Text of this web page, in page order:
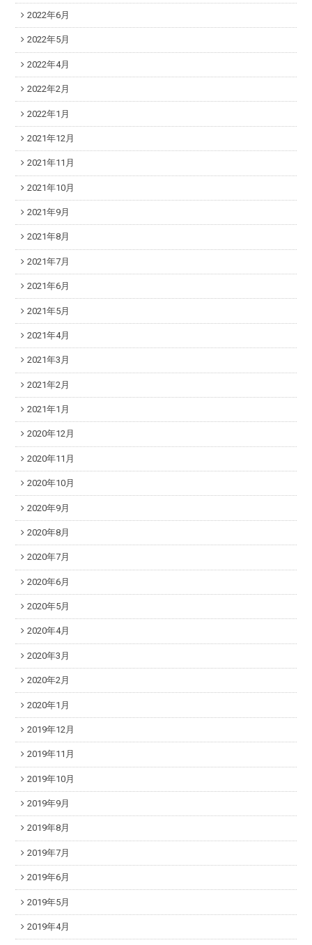
2022年6月
2022年5月
2022年4月
2022年2月
2022年1月
2021年12月
2021年11月
2021年10月
2021年9月
2021年8月
2021年7月
2021年6月
2021年5月
2021年4月
2021年3月
2021年2月
2021年1月
2020年12月
2020年11月
2020年10月
2020年9月
2020年8月
2020年7月
2020年6月
2020年5月
2020年4月
2020年3月
2020年2月
2020年1月
2019年12月
2019年11月
2019年10月
2019年9月
2019年8月
2019年7月
2019年6月
2019年5月
2019年4月